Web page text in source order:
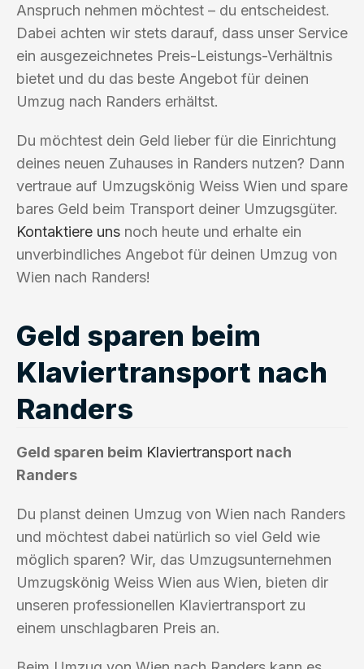
Anspruch nehmen möchtest – du entscheidest.
Dabei achten wir stets darauf, dass unser Service
ein ausgezeichnetes Preis-Leistungs-Verhältnis
bietet und du das beste Angebot für deinen
Umzug nach Randers erhältst.
Du möchtest dein Geld lieber für die Einrichtung
deines neuen Zuhauses in Randers nutzen? Dann
vertraue auf Umzugskönig Weiss Wien und spare
bares Geld beim Transport deiner Umzugsgüter.
Kontaktiere uns noch heute und erhalte ein
unverbindliches Angebot für deinen Umzug von
Wien nach Randers!
Geld sparen beim
Klaviertransport nach
Randers
Geld sparen beim Klaviertransport nach
Randers
Du planst deinen Umzug von Wien nach Randers
und möchtest dabei natürlich so viel Geld wie
möglich sparen? Wir, das Umzugsunternehmen
Umzugskönig Weiss Wien aus Wien, bieten dir
unseren professionellen Klaviertransport zu
einem unschlagbaren Preis an.